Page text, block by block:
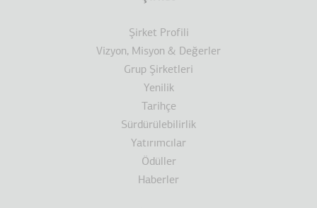
Şirket Profili
Vizyon, Misyon & Değerler
Grup Şirketleri
Yenilik
Tarihçe
Sürdürülebilirlik
Yatırımcılar
Ödüller
Haberler